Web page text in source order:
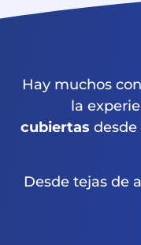
Hay muchos
la
cubiertas desde
Desde tejas de